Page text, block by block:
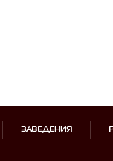
ЗАВЕДЕНИЯ